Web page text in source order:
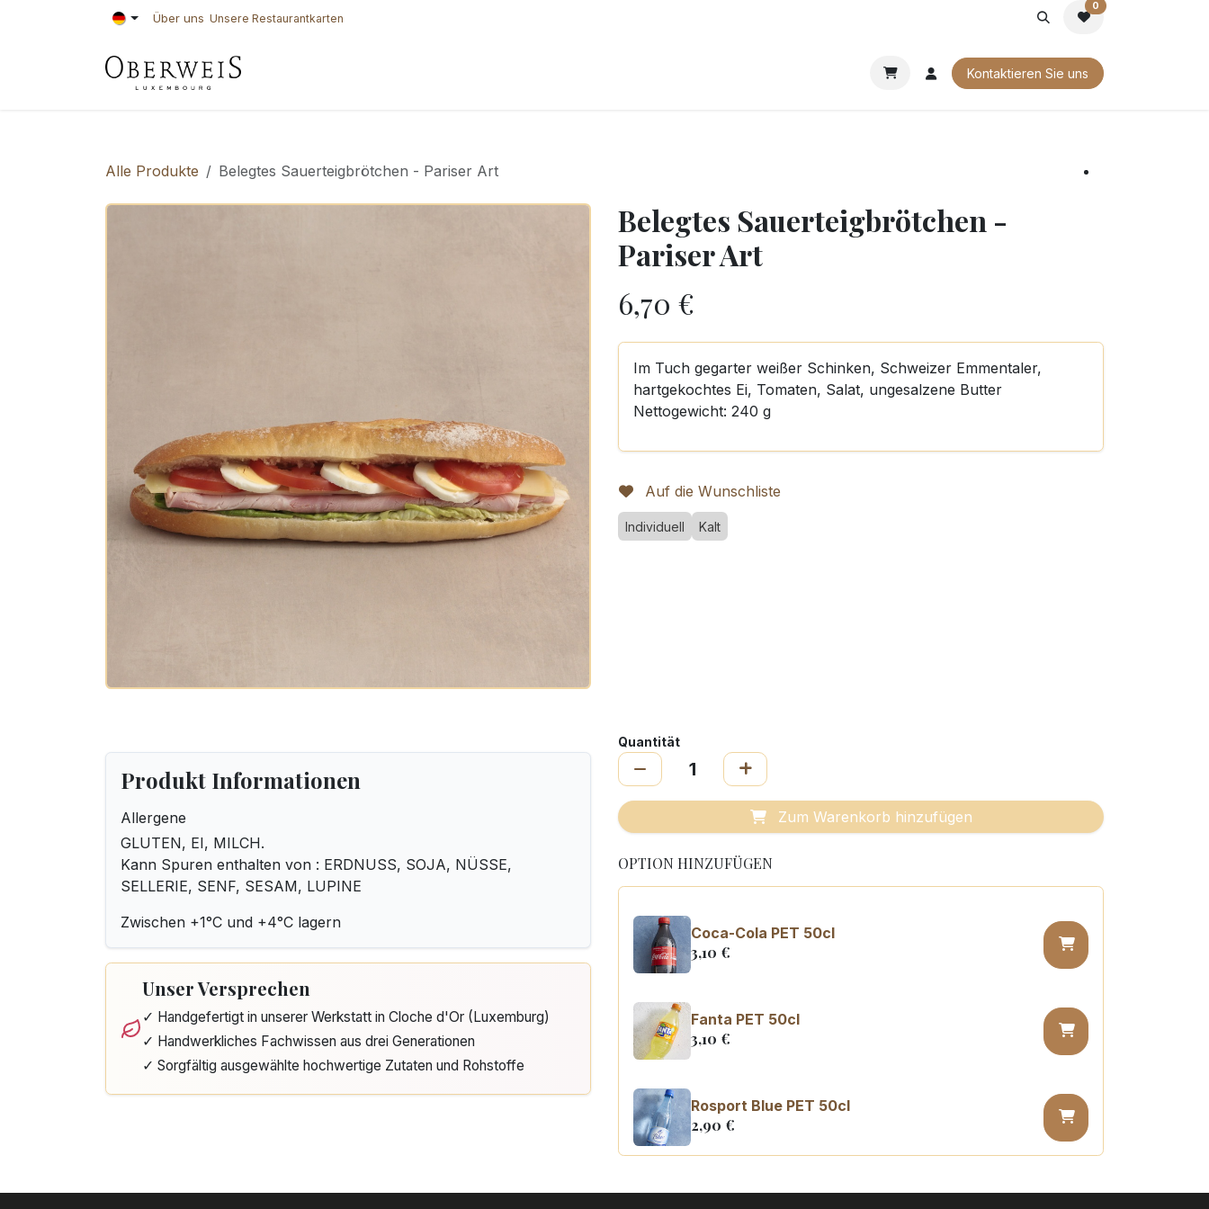
Zum Inhalt springen Über uns Unsere Restaurantkarten
0
FIRMENGESCHENKE UNSERE BROSCHÜREN
Kontaktieren Sie uns
Alle Produkte Belegtes Sauerteigbrötchen - Pariser Art
Belegtes Sauerteigbrötchen -
Pariser Art
6,70 €
Im Tuch gegarter weißer Schinken, Schweizer Emmentaler,
hartgekochtes Ei, Tomaten, Salat, ungesalzene Butter
Nettogewicht: 240 g
Auf die Wunschliste
Individuell Kalt
Produkt Informationen
Allergene
GLUTEN, EI, MILCH.
Kann Spuren enthalten von : ERDNUSS, SOJA, NÜSSE,
SELLERIE, SENF, SESAM, LUPINE
Zwischen +1°C und +4°C lagern
Unser Versprechen
✓ Handgefertigt in unserer Werkstatt in Cloche d'Or (Luxemburg)
✓ Handwerkliches Fachwissen aus drei Generationen
✓ Sorgfältig ausgewählte hochwertige Zutaten und Rohstoffe
Quantität
Zum Warenkorb hinzufügen
OPTION HINZUFÜGEN
Coca-Cola PET 50cl
3,10 €
Fanta PET 50cl
3,10 €
Rosport Blue PET 50cl
2,90 €